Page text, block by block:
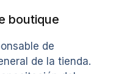
boutique
de
de la tienda.